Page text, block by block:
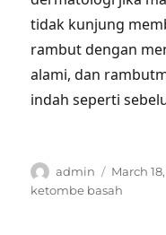
tidak kunjung
rambut dengan
alami, dan
indah seperti
Author
admin
Posted
on
March
ketombe basah